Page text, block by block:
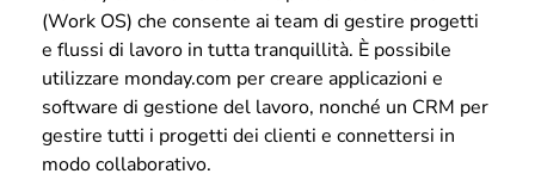
(Work OS) che consente ai team di gestire progetti
e flussi di lavoro in tutta tranquillità. È possibile
utilizzare monday.com per creare applicazioni e
software di gestione del lavoro, nonché un CRM per
gestire tutti i progetti dei clienti e connettersi in
modo collaborativo.